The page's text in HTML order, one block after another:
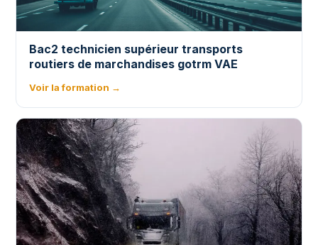
Bac2 technicien supérieur transports
routiers de marchandises gotrm VAE
Voir la formation →